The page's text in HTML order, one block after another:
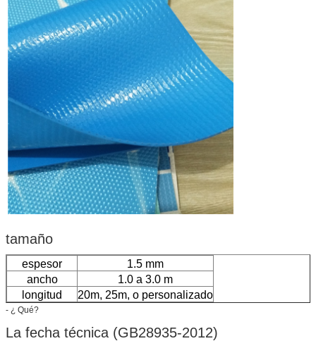
tamaño
espesor
1.5 mm
ancho
1.0 a 3.0 m
longitud
20m, 25m, o personalizado
- ¿ Qué?
La fecha técnica (GB28935-2012)